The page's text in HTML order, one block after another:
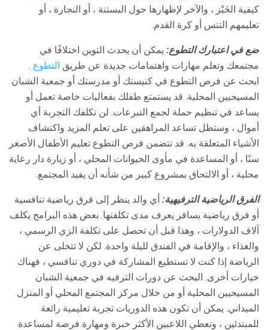
كيفية الخَبْز ، والآخر لإظهارها حول البستنة ، أو النجارة ، أو
تعليمهم التنس أو كرة القدم.
ضع في اعتبارك التطوع: يمكن أن يحدث التوين اختلافًا في
مجتمعك وتعلم مهارات واهتمامات جديدة عن طريق التطوع .
ابحث عن فرص التطوع في كنيستك أو مدرستك أو جمعية الشبان
المسيحيين المحلية. قد يستمتع طفلك بفعاليات خاصة تعمل أو
يساعد في تنظيم حملة لجمع التبرعات. لن تكلفك التجربة أي
أموال ، وستظل تساعد المراهقين على تعلم المزيد واكتشاف
الأشياء المتعلقة به. قد تتضمن فرص التطوع تعليم الأطفال الأصغر
سنًا ، أو المساعدة في مأوى الحيوانات المحلي ، أو زيارة دار رعاية
محلية ، أو الالتحاق بمشروع كبير من شأنه أن يفيد المجتمع.
الفرق الرياضية الترفيهية: أي والد ينظر إلى فرق رياضية تنافسية
أو فرق رياضية يسافر يعرف مدى تكلفتها. بعض هذه البرامج يكلف
آلاف الدولارات ، وهذا قبل أن تحصل على تكلفة الزي الرسمي ،
والغذاء ، والإقامة في الفندق لليلة واحدة. لكن لا تتخلى عن
الرياضة إذا كنت لا تستطيع المشاركة في دوري تنافسي ، فهناك
خيارات أخرى. البحث عن دورات الترفيه في جمعية الشبان
المسيحيين المحلية أو من خلال مركز المجتمع المحلي أو المنزل
الميداني. يمكن أن تكون هذه الدوريات تجربة تعليمية رائعة
للمبتدئين ، وتعطي اللاعبين الأكثر خبرة ومهارة فرصة لمساعدة